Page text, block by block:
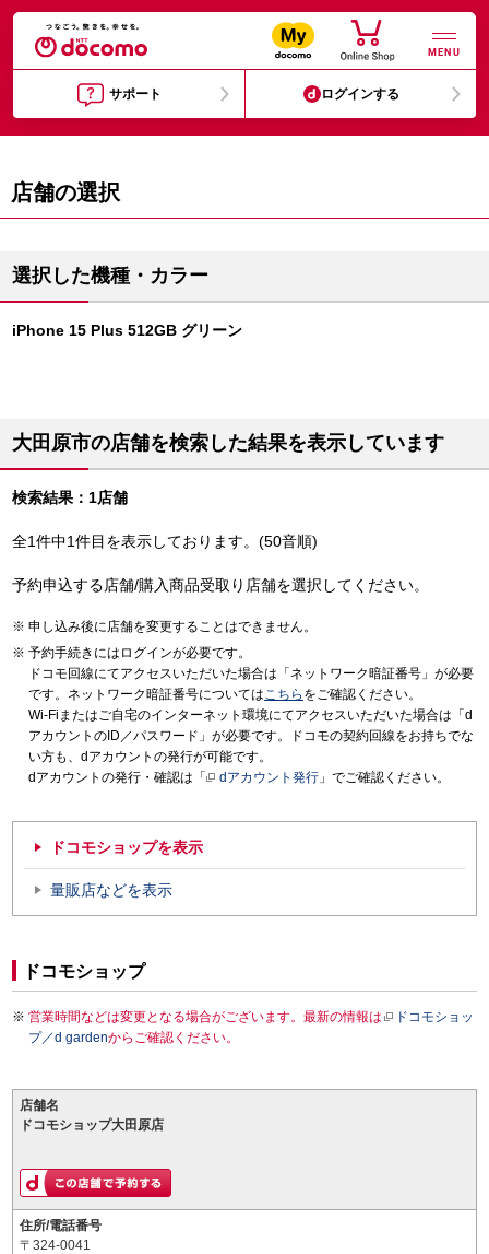
MENU
サポート ログインする
店舗の選択
選択した機種・カラー
iPhone 15 Plus 512GB グリーン
大田原市の店舗を検索した結果を表示しています
検索結果：1店舗
全1件中1件目を表示しております。(50音順)
予約申込する店舗/購入商品受取り店舗を選択してください。
申し込み後に店舗を変更することはできません。
予約手続きにはログインが必要です。
ドコモ回線にてアクセスいただいた場合は「ネットワーク暗証番号」が必要
です。ネットワーク暗証番号についてはこちら をご確認ください。
Wi-Fiまたはご自宅のインターネット環境にてアクセスいただいた場合は「d
アカウントのID／パスワード」が必要です。ドコモの契約回線をお持ちでな
い方も、dアカウントの発行が可能です。
dアカウントの発行・確認は「
dアカウント発行 」でご確認ください。
ドコモショップを表示
量販店などを表示
ドコモショップ
営業時間などは変更となる場合がございます。最新の情報は
ドコモショッ
プ／d gardenからご確認ください。
店舗名
ドコモショップ大田原店
住所/電話番号
〒324-0041